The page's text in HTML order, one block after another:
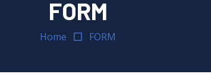
FORM
Home FORM